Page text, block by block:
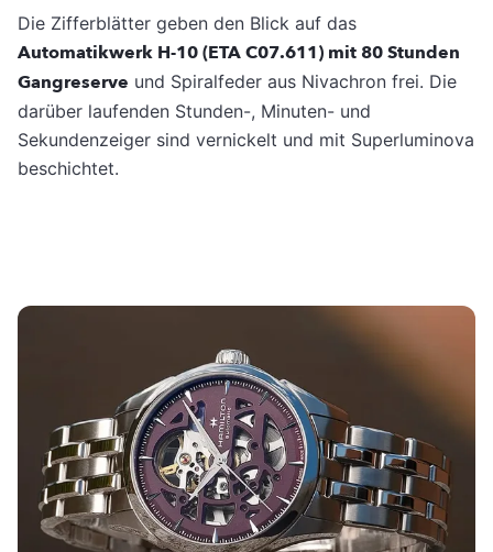
Die Zifferblätter geben den Blick auf das
Automatikwerk H-10 (ETA C07.611) mit 80 Stunden
Gangreserve und Spiralfeder aus Nivachron frei. Die
darüber laufenden Stunden-, Minuten- und
Sekundenzeiger sind vernickelt und mit Superluminova
beschichtet.